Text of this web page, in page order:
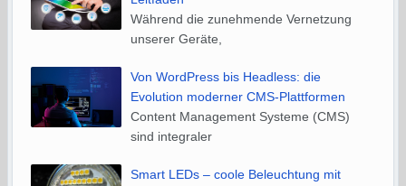
Während die zunehmende Vernetzung
unserer Geräte,
Von WordPress bis Headless: die
Evolution moderner CMS-Plattformen
Content Management Systeme (CMS)
sind integraler
Smart LEDs – coole Beleuchtung mit